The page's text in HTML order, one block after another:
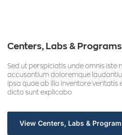
Centers, Labs & Programs
Sed ut perspiciatis unde omnis iste
accusantium doloremque
ipsa quae ab illo inventore
dicta sunt explicabo
View Centers, Labs &